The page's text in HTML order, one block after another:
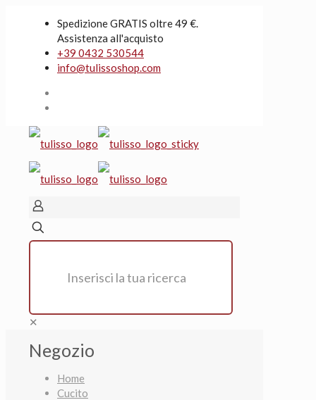
Spedizione GRATIS oltre 49 €.
Assistenza all'acquisto
+39 0432 530544
info@tulissoshop.com
✕
Negozio
Home
Cucito